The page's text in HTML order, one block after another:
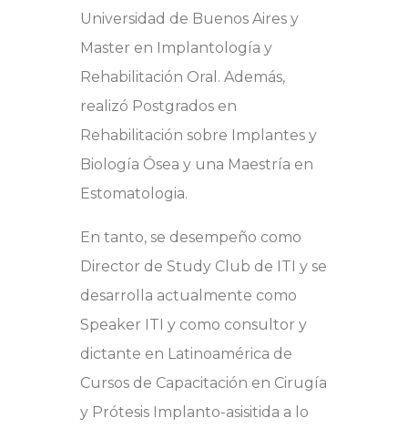
Universidad de Buenos Aires y
Master en Implantología y
Rehabilitación Oral. Además,
realizó Postgrados en
Rehabilitación sobre Implantes y
Biología Ósea y una Maestría en
Estomatologia.
En tanto, se desempeño como
Director de Study Club de ITI y se
desarrolla actualmente como
Speaker ITI y como consultor y
dictante en Latinoamérica de
Cursos de Capacitación en Cirugía
y Prótesis Implanto-asisitida a lo